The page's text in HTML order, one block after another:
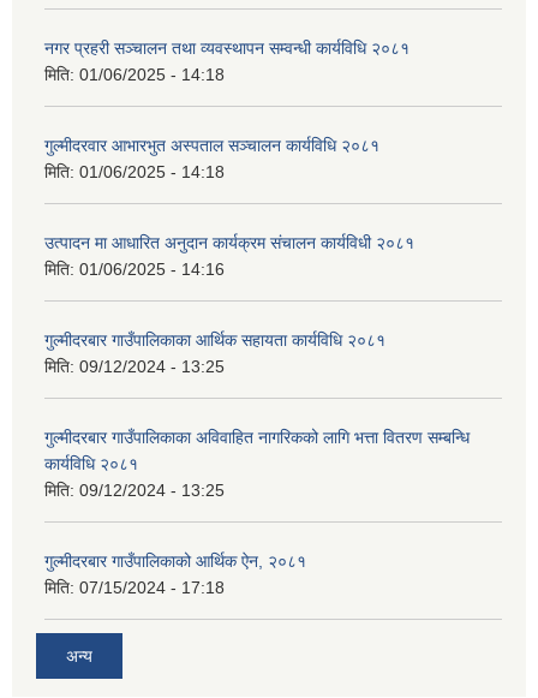
नगर प्रहरी सञ्चालन तथा व्यवस्थापन सम्वन्धी कार्यविधि २०८१
मिति: 01/06/2025 - 14:18
गुल्मीदरवार आभारभुत अस्पताल सञ्चालन कार्यविधि २०८१
मिति: 01/06/2025 - 14:18
उत्पादन मा आधारित अनुदान कार्यक्रम संचालन कार्यविधी २०८१
मिति: 01/06/2025 - 14:16
गुल्मीदरबार गाउँपालिकाका आर्थिक सहायता कार्यविधि २०८१
मिति: 09/12/2024 - 13:25
गुल्मीदरबार गाउँपालिकाका अविवाहित नागरिकको लागि भत्ता वितरण सम्बन्धि
कार्यविधि २०८१
मिति: 09/12/2024 - 13:25
गुल्मीदरबार गाउँपालिकाको आर्थिक ऐन, २०८१
मिति: 07/15/2024 - 17:18
अन्य